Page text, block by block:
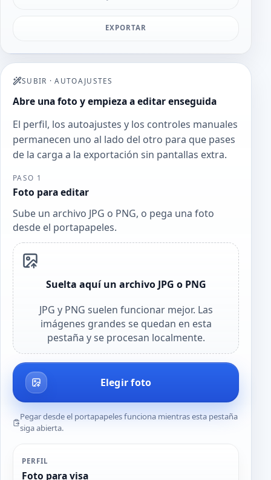
EXPORTAR
SUBIR ·AUTOAJUSTES
Abre una foto y empieza a editar enseguida
El perfil, los autoajustes y los controles manuales
permanecen uno al lado del otro para que pases
de la carga a la exportación sin pantallas extra.
PASO 1
Foto para editar
Sube un archivo JPG o PNG, o pega una foto
desde el portapapeles.
Suelta aquí un archivo JPG o PNG
JPG y PNG suelen funcionar mejor. Las
imágenes grandes se quedan en esta
pestaña y se procesan localmente.
Elegir foto
Pegar desde el portapapeles funciona mientras esta pestaña
siga abierta.
PERFIL
Foto para visa